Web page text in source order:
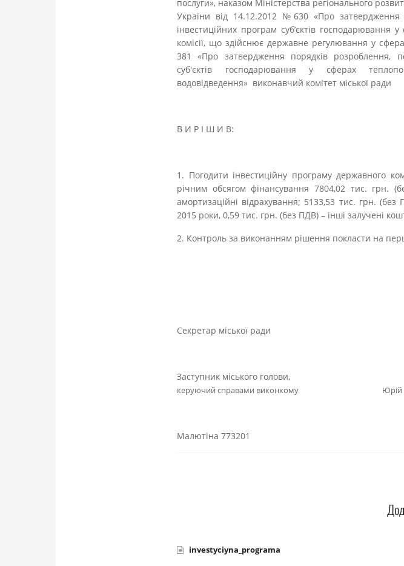
послуги», наказом Міністерства регіонального
України від 14.12.2012 №630 «Про
інвестиційних програм суб’єктів господарювання
комісії, що здійснює державне регулювання у
381 «Про затвердження порядків розроблення,
суб'єктів господарювання у сферах
водовідведення» виконавчий комітет міської ради
В И Р І Ш И В:
1. Погодити інвестиційну програму державного
річним обсягом фінансування 7804,02 тис.
амортизаційні відрахування; 5133,53 тис. грн.
2015 роки, 0,59 тис. грн. (без ПДВ) – інші залучені
2. Контроль за виконанням рішення покласти на
Секретар міської ради
Заступник міського голови,
керуючий справами виконкому Юрій
Малютіна 773201
investyciyna_programa